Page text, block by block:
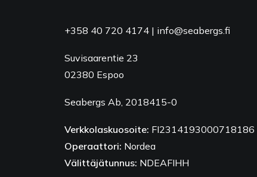
+358 40 720 4174 | info@seabergs.fi
Suvisaarentie 23
02380 Espoo
Seabergs Ab, 2018415-0
Verkkolaskuosoite: FI2314193000718186
Operaattori: Nordea
Välittäjätunnus: NDEAFIHH